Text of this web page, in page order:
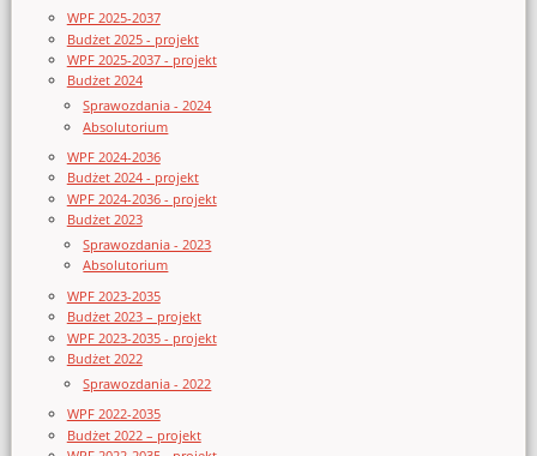
WPF 2025-2037
Budżet 2025 - projekt
WPF 2025-2037 - projekt
Budżet 2024
Sprawozdania - 2024
Absolutorium
WPF 2024-2036
Budżet 2024 - projekt
WPF 2024-2036 - projekt
Budżet 2023
Sprawozdania - 2023
Absolutorium
WPF 2023-2035
Budżet 2023 – projekt
WPF 2023-2035 - projekt
Budżet 2022
Sprawozdania - 2022
WPF 2022-2035
Budżet 2022 – projekt